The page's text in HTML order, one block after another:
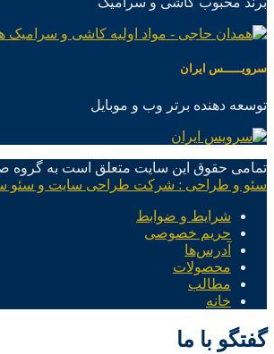
سرویـــــس ایران
توسعه دهنده برتر وب و موبایل
تمامی حقوق این سایت متعلق است به گروه
سئو و طراحی : شرکت طراحی سایت و سئو
شرایط و ضوابط
حریم خصوصی
آدرس‌ها
محصولات
مطالب
خانه
گفتگو با ما